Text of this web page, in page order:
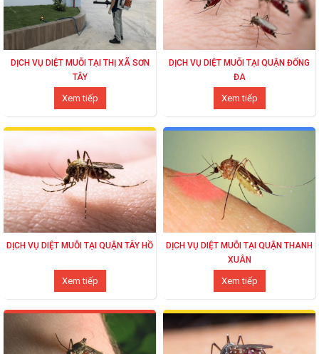
DỊCH VỤ DIỆT MUỖI TẠI THỊ XÃ SƠN
TÂY
Xem tiếp
DỊCH VỤ DIỆT MUỖI TẠI QUẬN ĐỐNG
ĐA
Xem tiếp
DỊCH VỤ DIỆT MUỖI TẠI QUẬN TÂY HỒ
Xem tiếp
DỊCH VỤ DIỆT MUỖI TẠI QUẬN THANH
XUÂN
Xem tiếp